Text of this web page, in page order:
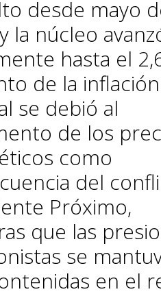
desde mayo
la núcleo
hasta el
de la inflación
se debió al
de los
como
del
Próximo,
que las
se
en el